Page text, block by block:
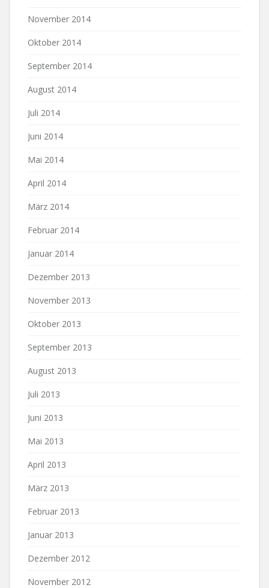
November 2014
Oktober 2014
September 2014
August 2014
Juli 2014
Juni 2014
Mai 2014
April 2014
März 2014
Februar 2014
Januar 2014
Dezember 2013
November 2013
Oktober 2013
September 2013
August 2013
Juli 2013
Juni 2013
Mai 2013
April 2013
März 2013
Februar 2013
Januar 2013
Dezember 2012
November 2012